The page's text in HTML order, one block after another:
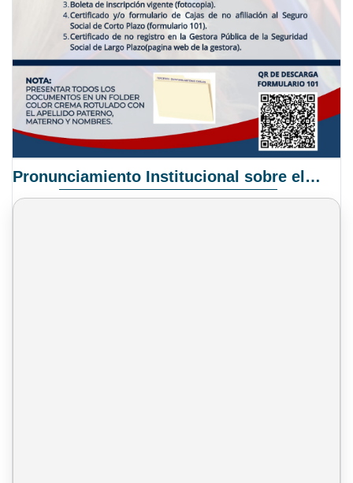
Pronunciamiento Institucional sobre el Proyecto de Ley N° 068/2025-2026 C.S.